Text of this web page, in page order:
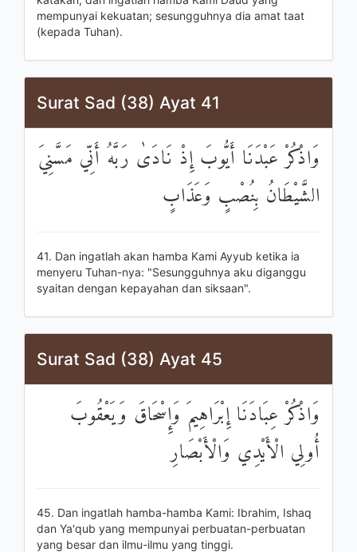
mempunyai kekuatan; sesungguhnya dia amat taat
(kepada Tuhan).
Surat Sad (38) Ayat 41
وَاذْكُرْ عَبْدَنَا أَيُّوبَ إِذْ نَادَىٰ رَبَّهُ أَنِّي مَسَّنِيَ
الشَّيْطَانُ بِنُصْبٍ وَعَذَابٍ
41. Dan ingatlah akan hamba Kami Ayyub ketika ia
menyeru Tuhan-nya: "Sesungguhnya aku diganggu
syaitan dengan kepayahan dan siksaan".
Surat Sad (38) Ayat 45
وَاذْكُرْ عِبَادَنَا إِبْرَاهِيمَ وَإِسْحَاقَ وَيَعْقُوبَ
أُولِي الْأَيْدِي وَالْأَبْصَارِ
45. Dan ingatlah hamba-hamba Kami: Ibrahim, Ishaq
dan Ya'qub yang mempunyai perbuatan-perbuatan
yang besar dan ilmu-ilmu yang tinggi.